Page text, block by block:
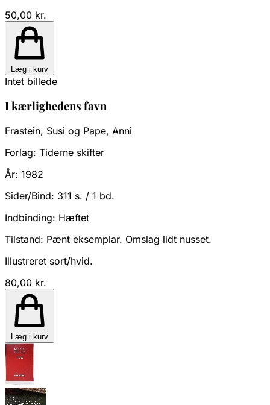
50,00 kr.
Læg i kurv
Intet billede
I kærlighedens favn
Frastein, Susi og Pape, Anni
Forlag: Tiderne skifter
År: 1982
Sider/Bind: 311 s. / 1 bd.
Indbinding: Hæftet
Tilstand: Pænt eksemplar. Omslag lidt nusset.
Illustreret sort/hvid.
80,00 kr.
Læg i kurv